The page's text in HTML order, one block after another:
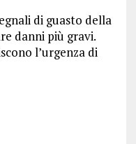
di guasto della
danni più gravi.
l’urgenza di